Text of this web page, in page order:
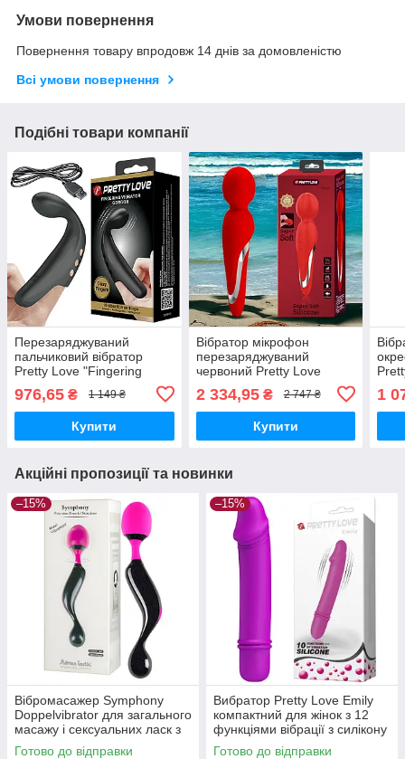
Умови повернення
Повернення товару впродовж 14 днів за домовленістю
Всі умови повернення
Подібні товари компанії
Перезаряджуваний
пальчиковий вібратор
Pretty Love "Fingering
LyBaile
976,65 ₴ 1 149 ₴
Купити
Вібратор мікрофон
перезаряджуваний
червоний Pretty Love
LyBaile
2 334,95₴ 2 747 ₴
Купити
1
Акційні пропозиції та новинки
–15%
Вібромасажер Symphony
Doppelvibrator для загального
масажу і сексуальних ласк з
10 режимами гіпоалергенний
Готово до відправки
–15%
Вибратор Pretty Love Emily
компактний для жінок з 12
функціями вібрації з силікону
для інтимного задоволення
Готово до відправки